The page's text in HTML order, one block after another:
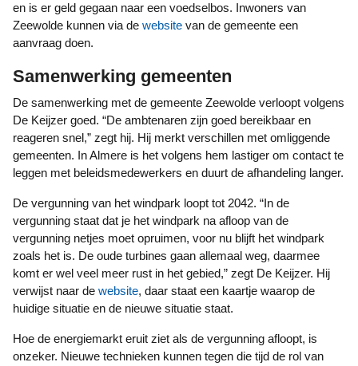
en is er geld gegaan naar een voedselbos. Inwoners van
Zeewolde kunnen via de website van de gemeente een
aanvraag doen.
Samenwerking gemeenten
De samenwerking met de gemeente Zeewolde verloopt volgens
De Keijzer goed. “De ambtenaren zijn goed bereikbaar en
reageren snel,” zegt hij. Hij merkt verschillen met omliggende
gemeenten. In Almere is het volgens hem lastiger om contact te
leggen met beleidsmedewerkers en duurt de afhandeling langer.
De vergunning van het windpark loopt tot 2042. “In de
vergunning staat dat je het windpark na afloop van de
vergunning netjes moet opruimen, voor nu blijft het windpark
zoals het is. De oude turbines gaan allemaal weg, daarmee
komt er wel veel meer rust in het gebied,” zegt De Keijzer. Hij
verwijst naar de website, daar staat een kaartje waarop de
huidige situatie en de nieuwe situatie staat.
Hoe de energiemarkt eruit ziet als de vergunning afloopt, is
onzeker. Nieuwe technieken kunnen tegen die tijd de rol van